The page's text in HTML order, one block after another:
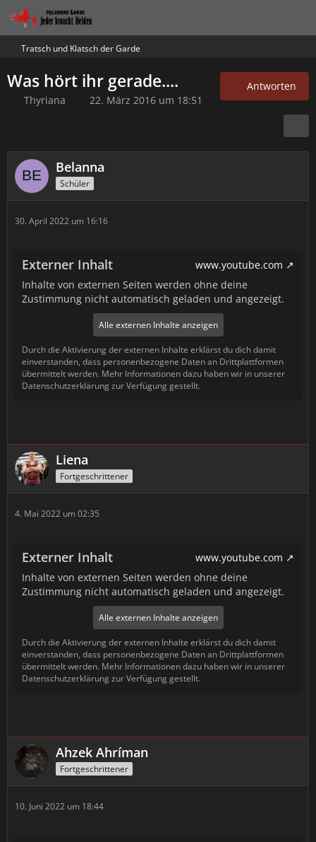
Tratsch und Klatsch der Garde
Was hört ihr gerade....
Thyriana 22. März 2016 um 18:51
Antworten
Belanna
Schüler
30. April 2022 um 16:16
Externer Inhalt
www.youtube.com
Inhalte von externen Seiten werden ohne deine
Zustimmung nicht automatisch geladen und angezeigt.
Alle externen Inhalte anzeigen
Durch die Aktivierung der externen Inhalte erklärst du dich damit
einverstanden, dass personenbezogene Daten an Drittplattformen
übermittelt werden. Mehr Informationen dazu haben wir in unserer
Datenschutzerklärung zur Verfügung gestellt.
Liena
Fortgeschrittener
4. Mai 2022 um 02:35
Externer Inhalt
www.youtube.com
Inhalte von externen Seiten werden ohne deine
Zustimmung nicht automatisch geladen und angezeigt.
Alle externen Inhalte anzeigen
Durch die Aktivierung der externen Inhalte erklärst du dich damit
einverstanden, dass personenbezogene Daten an Drittplattformen
übermittelt werden. Mehr Informationen dazu haben wir in unserer
Datenschutzerklärung zur Verfügung gestellt.
Ahzek Ahríman
Fortgeschrittener
10. Juni 2022 um 18:44